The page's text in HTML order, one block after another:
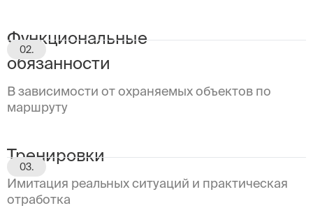
02.
Функциональные
обязанности
В зависимости от охраняемых объектов по
маршруту
03.
Тренировки
Имитация реальных ситуаций и практическая
отработка